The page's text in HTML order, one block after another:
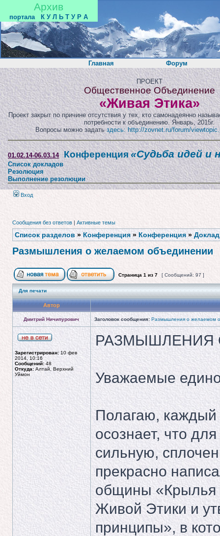
Архив
портала К У Л Ь Т У Р А
Главная Форум
ПРОЕКТ
Общественное Объединение
«Живая Этика»
Проект закрыт по причине отсутствия у тех, кто самонадеянно
потребности к объединению. Январь, 2015г.
Вопросы можно задатьздесь: http://zovnet.ru/forum/
01.02.14-06.03.14 Конференция«Судьба идей и
Список докладов
Резолюция
Выполнение резолюции
Вход
Сообщения без ответов | Активные темы
Список разделов » Конференция» Конференция»
Размышления о желаемом объединении
Страница 1 из 7 [ Сообщений: 97 ]
Для печати
Автор
Дмитрий Ничипурович Заголовок сообщения: Размышления о желаемом
Зарегистрирован: 10 фев
2014, 10:16
Сообщений: 48
Откуда: Алтай, Верхний
Уймон
РАЗМЫШЛЕНИЯ
Уважаемые
Полагаю, каждый
осознает, что
сильную,
прекрасно
общины «Крылья
Живой Этики и
принципы», в